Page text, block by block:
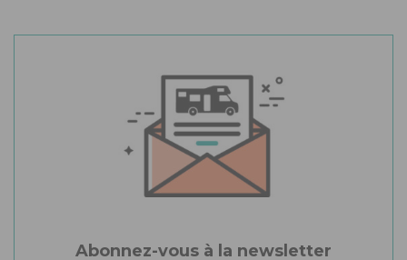
Abonnez-vous à la newsletter